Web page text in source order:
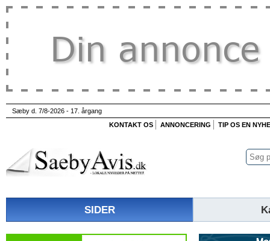
Sæby d. 7/8-2026 - 17. årgang
KONTAKT OS
ANNONCERING TIP OS EN
SIDER